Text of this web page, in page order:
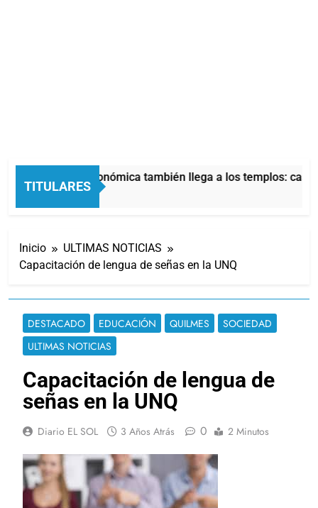
TITULARES
La crisis económica también llega a los templos: casi
8 Horas Atrás
Inicio
ULTIMAS NOTICIAS
Capacitación de lengua de señas en la UNQ
DESTACADO EDUCACIÓN QUILMES
SOCIEDAD
ULTIMAS NOTICIAS
Capacitación de lengua de
señas en la UNQ
Diario EL SOL 3 Años Atrás 0 2 Minutos